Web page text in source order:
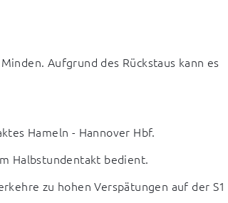
Aufgrund des Rückstaus kann es
Hameln - Hannover Hbf.
Halbstundentakt bedient.
zu hohen Verspätungen auf der S1